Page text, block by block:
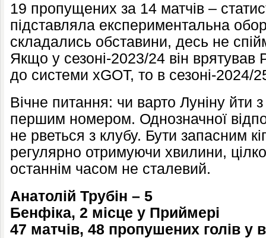
19 пропущених за 14 матчів –
підставляла експериментальна
складались обставини, десь не
Якщо у сезоні-2023/24 він врятував
до системи xGOT, то в сезоні-2024/
Вічне питання: чи варто Луніну йти
першим номером. Однозначної
не рветься з клубу. Бути запасним
регулярно отримуючи хвилини,
останнім часом не сталевий.
Анатолій Трубін – 5
Бенфіка, 2 місце у Приймері
47 матчів, 48 пропушених голів у